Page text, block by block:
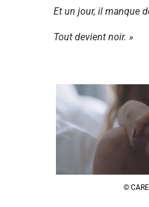
Et un jour, il manque
Tout devient noir. »
© CARE